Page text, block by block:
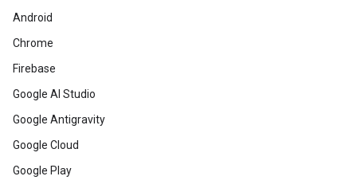
Android
Chrome
Firebase
Google AI Studio
Google Antigravity
Google Cloud
Google Play